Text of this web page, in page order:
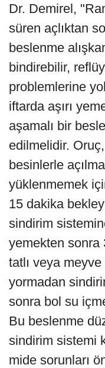
Dr. Demirel,
süren açlıktan
beslenme
bindirebilir,
problemlerine
iftarda aşırı
aşamalı bir
edilmelidir.
besinlerle
yüklenmemek
15 dakika
sindirim
yemekten sonra
tatlı veya
yormadan
sonra bol su
Bu beslenme
sindirim sistemi
mide sorunları